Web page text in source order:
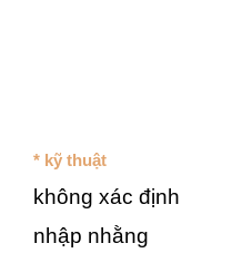
* kỹ thuật
không xác định
nhập nhằng